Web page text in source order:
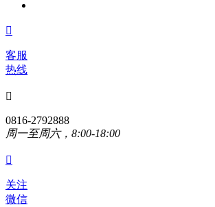

客服
热线

0816-2792888
周一至周六，8:00-18:00

关注
微信